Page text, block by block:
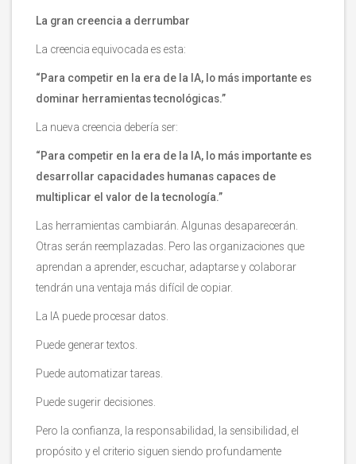
La gran creencia a derrumbar
La creencia equivocada es esta:
“Para competir en la era de la IA, lo más importante es
dominar herramientas tecnológicas.”
La nueva creencia debería ser:
“Para competir en la era de la IA, lo más importante es
desarrollar capacidades humanas capaces de
multiplicar el valor de la tecnología.”
Las herramientas cambiarán. Algunas desaparecerán.
Otras serán reemplazadas. Pero las organizaciones que
aprendan a aprender, escuchar, adaptarse y colaborar
tendrán una ventaja más difícil de copiar.
La IA puede procesar datos.
Puede generar textos.
Puede automatizar tareas.
Puede sugerir decisiones.
Pero la confianza, la responsabilidad, la sensibilidad, el
propósito y el criterio siguen siendo profundamente